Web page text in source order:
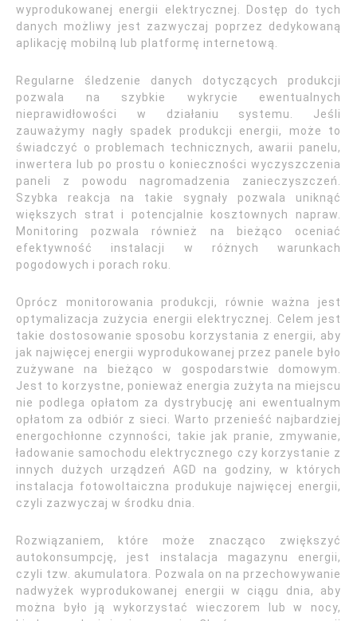
wyprodukowanej energii elektrycznej. Dostęp do tych
danych możliwy jest zazwyczaj poprzez dedykowaną
aplikację mobilną lub platformę internetową.
Regularne śledzenie danych dotyczących produkcji
pozwala na szybkie wykrycie ewentualnych
nieprawidłowości w działaniu systemu. Jeśli
zauważymy nagły spadek produkcji energii, może to
świadczyć o problemach technicznych, awarii panelu,
inwertera lub po prostu o konieczności wyczyszczenia
paneli z powodu nagromadzenia zanieczyszczeń.
Szybka reakcja na takie sygnały pozwala uniknąć
większych strat i potencjalnie kosztownych napraw.
Monitoring pozwala również na bieżąco oceniać
efektywność instalacji w różnych warunkach
pogodowych i porach roku.
Oprócz monitorowania produkcji, równie ważna jest
optymalizacja zużycia energii elektrycznej. Celem jest
takie dostosowanie sposobu korzystania z energii, aby
jak najwięcej energii wyprodukowanej przez panele było
zużywane na bieżąco w gospodarstwie domowym.
Jest to korzystne, ponieważ energia zużyta na miejscu
nie podlega opłatom za dystrybucję ani ewentualnym
opłatom za odbiór z sieci. Warto przenieść najbardziej
energochłonne czynności, takie jak pranie, zmywanie,
ładowanie samochodu elektrycznego czy korzystanie z
innych dużych urządzeń AGD na godziny, w których
instalacja fotowoltaiczna produkuje najwięcej energii,
czyli zazwyczaj w środku dnia.
Rozwiązaniem, które może znacząco zwiększyć
autokonsumpcję, jest instalacja magazynu energii,
czyli tzw. akumulatora. Pozwala on na przechowywanie
nadwyżek wyprodukowanej energii w ciągu dnia, aby
można było ją wykorzystać wieczorem lub w nocy,